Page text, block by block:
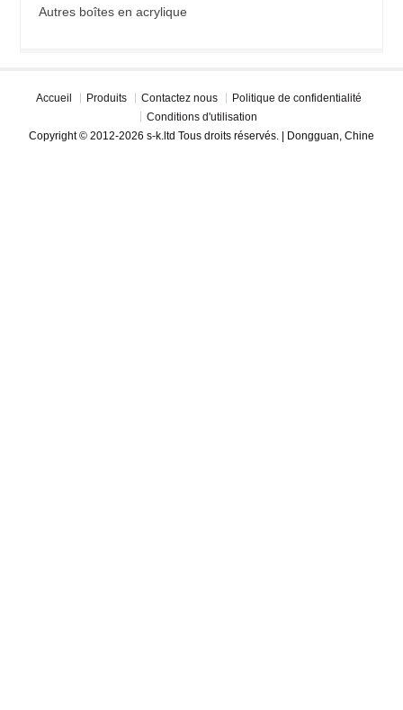
Autres boîtes en acrylique
Accueil Produits Contactez nous
Politique de confidentialité
Conditions d'utilisation
Copyright © 2012-2026 s-k.ltd Tous droits réservés. | Dongguan, Chine